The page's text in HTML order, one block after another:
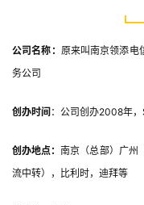
公司名称： 原来叫南京领添电
务公司
创办时间 ：公司创办2008年
创办地点：南京（总部）广州
流中转），比利时，迪拜等